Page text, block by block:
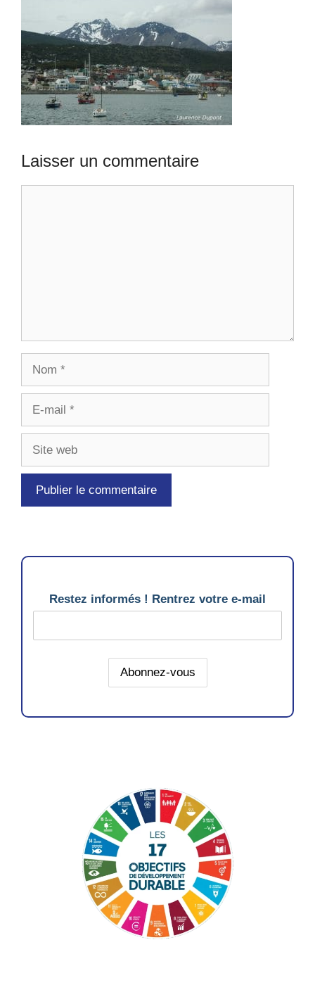
Laisser un commentaire
Restez informés ! Rentrez votre e-mail